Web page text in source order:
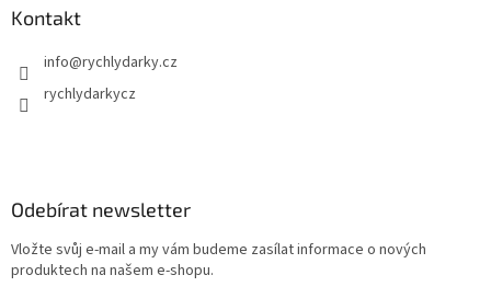
Kontakt
info@rychlydarky.cz
rychlydarkycz
Odebírat newsletter
Vložte svůj e-mail a my vám budeme zasílat informace o nových
produktech na našem e-shopu.